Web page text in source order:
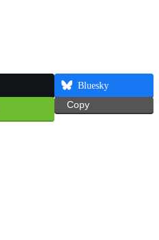
Bluesky
Copy